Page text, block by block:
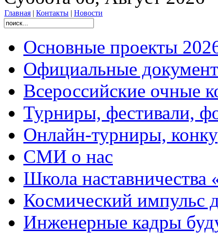
Главная | Контакты | Новости
Основные проекты
Официальные
Всероссийские очные
Турниры, фестивали,
Онлайн-турниры,
СМИ о нас
Школа
Космический импульс
Инженерные кадры